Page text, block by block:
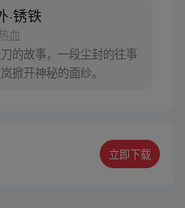
司。为了帮冯宝宝寻找她
清自己与爷爷身上的秘
被彻底颠覆，与冯宝宝一
。
·锈铁
血
的故事，一段尘封的往事
掀开神秘的面纱。
立即下载